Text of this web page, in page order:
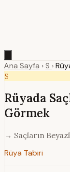
Ana Sayfa ›S ›
S
Rüyada
Görmek
→ Saçların
Rüya Tabiri